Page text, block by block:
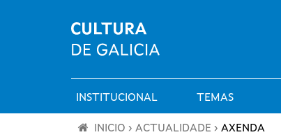
Menú
INSTITUCIONAL TEMAS
INICIO › ACTUALIDADE › AXENDA